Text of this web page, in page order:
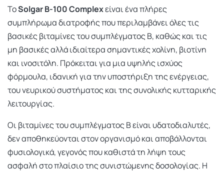
ΤοSolgar B-100 Complexείναι ένα πλήρες
συμπλήρωμα διατροφής που περιλαμβάνει όλες τις
βασικές βιταμίνες του συμπλέγματος Β, καθώς και τις
μη βασικές αλλά ιδιαίτερα σημαντικές χολίνη, βιοτίνη
και ινοσιτόλη. Πρόκειται για μια υψηλής ισχύος
φόρμουλα, ιδανική για την υποστήριξη της ενέργειας,
του νευρικού συστήματος και της συνολικής κυτταρικής
λειτουργίας.
Οι βιταμίνες του συμπλέγματος Β είναι υδατοδιαλυτές,
δεν αποθηκεύονται στον οργανισμό και αποβάλλονται
φυσιολογικά, γεγονός που καθιστά τη λήψη τους
ασφαλή στο πλαίσιο της συνιστώμενης δοσολογίας. Η